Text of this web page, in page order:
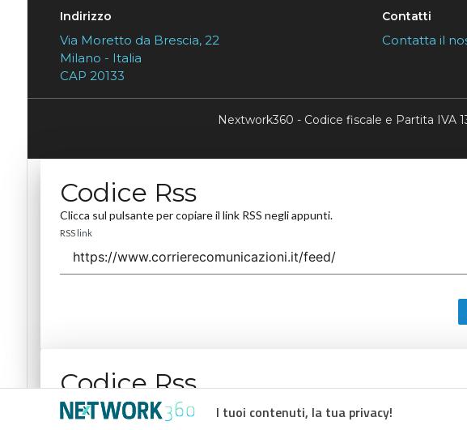
I tuoi contenuti, la tua privacy!
Indirizzo
Via Moretto da Brescia, 22
Milano - Italia
CAP 20133
Contatti
Contatta il
Nextwork360 - Codice fiscale e Partita IVA
Codice Rss
Clicca sul pulsante per copiare il link RSS negli appunti.
RSS link
Codice Rss
Clicca sul pulsante per copiare il link RSS negli appunti.
RSS link